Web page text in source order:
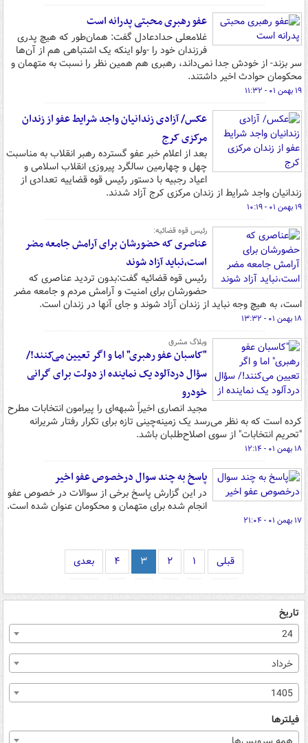
عفو رهبری محبتی پدرانه است
غلامعلی حدادعادل گفت: همان‌طور که هیچ پدری
فرزندان خود را -ولو اینکه یک اشتباهی هم از آن‌ها
سر بزند- از خودش جدا نمی‌داند، رهبری هم همین نظر را نسبت به متهمان و
محکومان حوادث اخیر داشتند.
۱۹ بهمن ۰۱ - ۱۱:۳۲
عکس/ آزادی زندانیان واجد شرایط عفو از زندان
مرکزی کرج
بعد از اعلام خبر عفو گسترده رهبر انقلاب به مناسبت
چهل و چهارمین سالگرد پیروزی انقلاب اسلامی و
اعیاد رجبیه با دستور رئیس قوه قضاییه تعدادی از
زندانیان واجد شرایط از زندان مرکزی کرج آزاد شدند.
۱۹ بهمن ۰۱ - ۱۰:۱۹
رئیس قوه قضائیه:
عناصری که حضورشان برای آرامش جامعه مضر
است،‌نباید آزاد شوند
رئیس قوه قضائیه گفت:بدون تردید عناصری که
حضورشان برای امنیت و آرامش مردم و جامعه مضر
است، به هیچ وجه نباید از زندان آزاد شوند و جای آنها در زندان است.
۱۸ بهمن ۰۱ - ۱۳:۳۲
وبلاگ مشرق
"کاسبان عفو رهبری" اما و اگر تعیین می‌کنند!/
سؤال دردآلود یک نماینده از دولت برای گرانی
خودرو
مجید انصاری اخیراً شبهه‌ای را پیرامون انتخابات مطرح
کرده است که به نظر می‌رسد یک زمینه‌چینی تازه برای تکرار رفتار شریرانه
"تحریم انتخابات" از سوی اصلاح‌طلبان باشد.
۱۸ بهمن ۰۱ - ۱۲:۱۴
پاسخ به چند سوال درخصوص عفو اخیر
در این گزارش پاسخ برخی از سوالات در خصوص عفو
انجام شده برای متهمان و محکومان عنوان شده است.
۱۷ بهمن ۰۱ - ۲۱:۰۴
قبلی ۱ ۲ ۳ ۴ بعدی
تاریخ
24
خرداد
1405
فیلترها